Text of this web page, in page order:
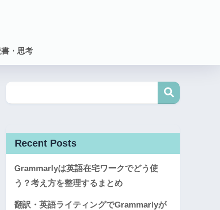
書・思考
Recent Posts
Grammarlyは英語在宅ワークでどう使
う？考え方を整理するまとめ
翻訳・英語ライティングでGrammarlyが